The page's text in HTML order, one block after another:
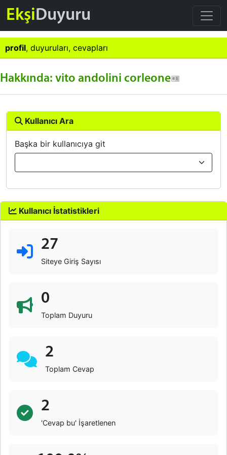
EkşiDuyuru
profil, duyuruları, cevapları
Hakkında: vito andolini corleone
Kullanıcı Ara
Başka bir kullanıcıya git
Kullanıcı İstatistikleri
27
Siteye Giriş Sayısı
0
Toplam Duyuru
2
Toplam Cevap
2
'Cevap bu' İşaretlenen